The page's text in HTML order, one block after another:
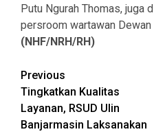
Putu Ngurah Thomas, juga
persroom wartawan Dewan
(NHF/NRH/RH)
Continue
Reading
Previous
Tingkatkan Kualitas
Layanan, RSUD Ulin
Banjarmasin Laksanakan